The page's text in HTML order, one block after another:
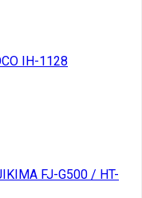
IH-1128
FJ-G500 / HT-